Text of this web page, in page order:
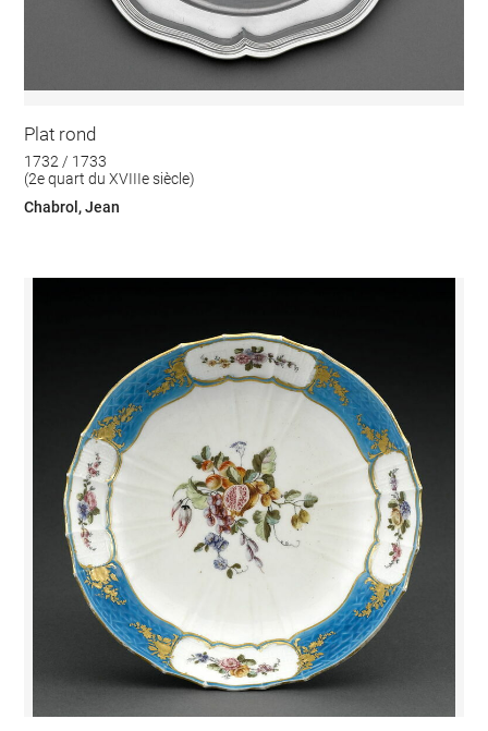
Plat rond
1732 / 1733
(2e quart du XVIIIe siècle)
Chabrol, Jean